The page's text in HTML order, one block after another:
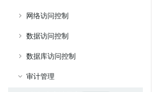
网络访问控制
数据访问控制
数据库访问控制
审计管理